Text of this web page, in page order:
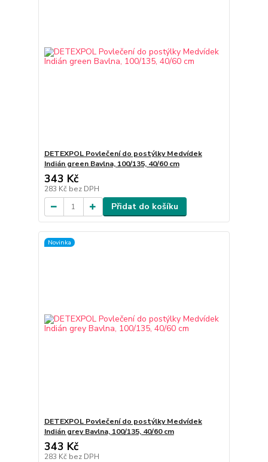
DETEXPOL Povlečení do postýlky Medvídek
Indián green Bavlna, 100/135, 40/60 cm
343 Kč
283 Kč bez DPH
Přidat do košíku
Novinka
DETEXPOL Povlečení do postýlky Medvídek
Indián grey Bavlna, 100/135, 40/60 cm
343 Kč
283 Kč bez DPH